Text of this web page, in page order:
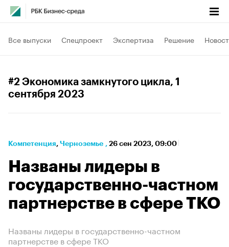
Все выпуски Спецпроект Экспертиза Решение
#2 Экономика замкнутого цикла, 1
сентября 2023
Компетенция⁠, Черноземье , 26 сен 2023, 09:00
Названы лидеры в
государственно-частном
партнерстве в сфере ТКО
Названы лидеры в государственно-частном
партнерстве в сфере ТКО